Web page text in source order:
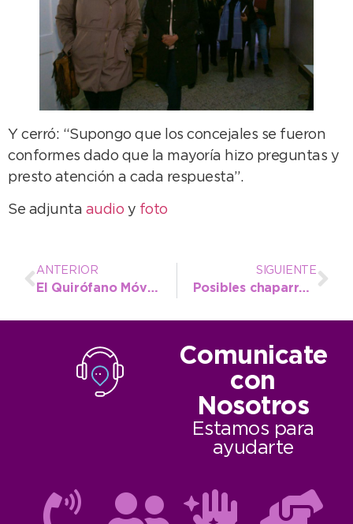
Y cerró: “Supongo que los concejales se fueron
conformes dado que la mayoría hizo preguntas y
presto atención a cada respuesta”.
Se adjunta audio y foto
ANTERIOR
El Quirófano Móvil llegó a las 28 mil castraciones gratuitas en todo el distrito
SIGUIENTE
Posibles chaparrones para hoy y el sábado y mejor clima para el domingo
Comunicate
con
Nosotros
Estamos para
ayudarte